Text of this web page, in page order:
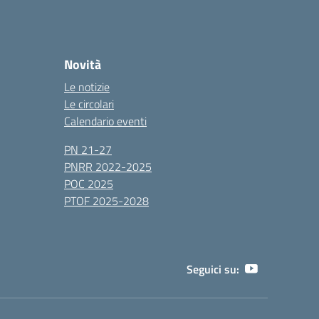
Novità
Le notizie
Le circolari
Calendario eventi
PN 21-27
PNRR 2022-2025
POC 2025
PTOF 2025-2028
Seguici su: